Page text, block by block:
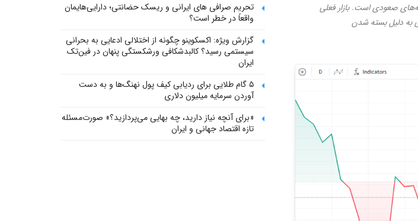
رفته توسط بیت کوین مثل ۶۴٬۰۰۰ و ۶۱٬۵۰۰ دلار نشانه‌های صعودی است. بازار فعلی
به دلیل بسته شدن
تحریم صرافی های ایرانی و ریسک حضانتی؛ دارایی‌هایمان
واقعاً در خطر است؟
گزارش ویژه: اکسکوینو چگونه از اختلالی ادعایی به بحرانی
سیستمی رسید؟ کالبدشکافی ورشکستگی پنهان در فین‌تک
ایران
۵ گام طلایی برای ردیابی کیف پول‌ نهنگ‌ها و به دست
آوردن سرمایه میلیون دلاری
«برای آنچه نیاز دارید، چه بهایی می‌پردازید؟» صورت‌مسئله
تازه اقتصاد جهانی و ایران